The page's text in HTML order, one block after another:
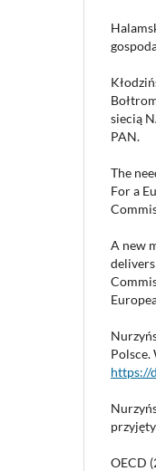
siecią
PAN.
The
For a
A new
Polsce.
https://
OECD